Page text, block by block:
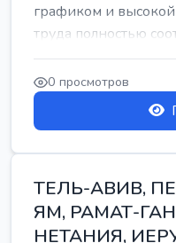
графиком и высокой
труда полностью
0 просмотров
ТЕЛЬ-АВИВ,
ЯМ, РАМАТ-
НЕТАНИЯ,